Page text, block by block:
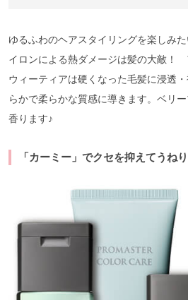
ゆるふわのヘアスタイリングを楽しみ
イロンによる熱ダメージは髪の大敵！
ウィーティアは硬くなった毛髪に浸透
らかで柔らかな質感に導きます。ベリ
香ります♪
「カーミー」でクセを抑えてうね